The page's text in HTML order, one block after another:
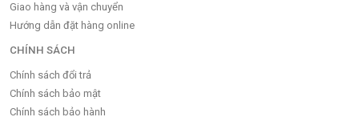
Giao hàng và vận chuyển
Hướng dẫn đặt hàng online
CHÍNH SÁCH
Chính sách đổi trả
Chính sách bảo mật
Chính sách bảo hành